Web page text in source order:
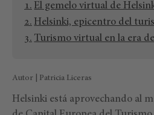
El gemelo virtual de
Helsinki, epicentro del
Turismo virtual en la era
Autor | Patricia Liceras
Helsinki está aprovechando al